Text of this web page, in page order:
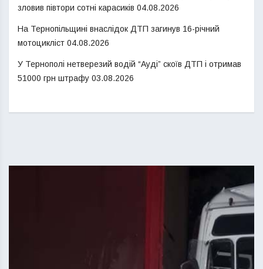
зловив півтори сотні карасиків 04.08.2026
На Тернопільщині внаслідок ДТП загинув 16-річний
мотоцикліст 04.08.2026
У Тернополі нетверезий водій “Ауді” скоїв ДТП і отримав
51000 грн штрафу 03.08.2026